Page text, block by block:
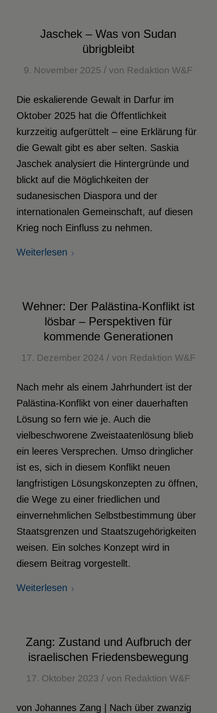
Jaschek – Was von Sudan
übrigbleibt
9. November 2025 / von Redaktion W&F
Die eskalierende Gewalt in Darfur im
Oktober 2025 hat die Öffentlichkeit
kurzzeitig aufgerüttelt – eine Erklärung für
die Gewalt gibt es aber selten. Saskia
Jaschek analysiert die Hintergründe und
blickt auf die Möglichkeiten der
sudanesischen Diaspora und der
internationalen Gemeinschaft, auf diesen
Krieg noch Einfluss zu nehmen.
Weiterlesen
Wehner: Der Palästina-Konflikt ist
lösbar – Perspektiven für
kommende Generationen
17. Dezember 2024 / von Redaktion W&F
Nach mehr als einem Jahrhundert ist der
Palästina-Konflikt von einer dauerhaften
Lösung so fern wie je. Auch die
vielbeschworene Zweistaatenlösung blieb
ein leeres Versprechen. Umso dringlicher
ist es, sich in diesem Konflikt neuen
langfristigen Lösungskonzepten zu öffnen,
die Wege zu einer friedlichen und
einvernehmlichen Selbstbestimmung über
Staatsgrenzen und Staatszugehörigkeiten
weisen. Ein solches Konzept wird in
diesem Beitrag vorgestellt.
Weiterlesen
Zang: Zustand und Aufbruch der
israelischen Friedensbewegung
17. Oktober 2023 / von Redaktion W&F
von Johannes Zang | Nach über zwanzig